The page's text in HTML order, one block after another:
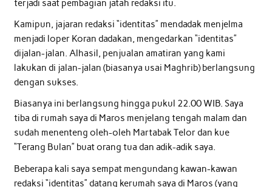
terjadi saat pembagian jatah redaksi itu.
Kamipun, jajaran redaksi “identitas” mendadak menjelma
menjadi loper Koran dadakan, mengedarkan “identitas”
dijalan-jalan. Alhasil, penjualan amatiran yang kami
lakukan di jalan-jalan (biasanya usai Maghrib) berlangsung
dengan sukses.
Biasanya ini berlangsung hingga pukul 22.00 WIB. Saya
tiba di rumah saya di Maros menjelang tengah malam dan
sudah menenteng oleh-oleh Martabak Telor dan kue
“Terang Bulan” buat orang tua dan adik-adik saya.
Beberapa kali saya sempat mengundang kawan-kawan
redaksi “identitas” datang kerumah saya di Maros (yang